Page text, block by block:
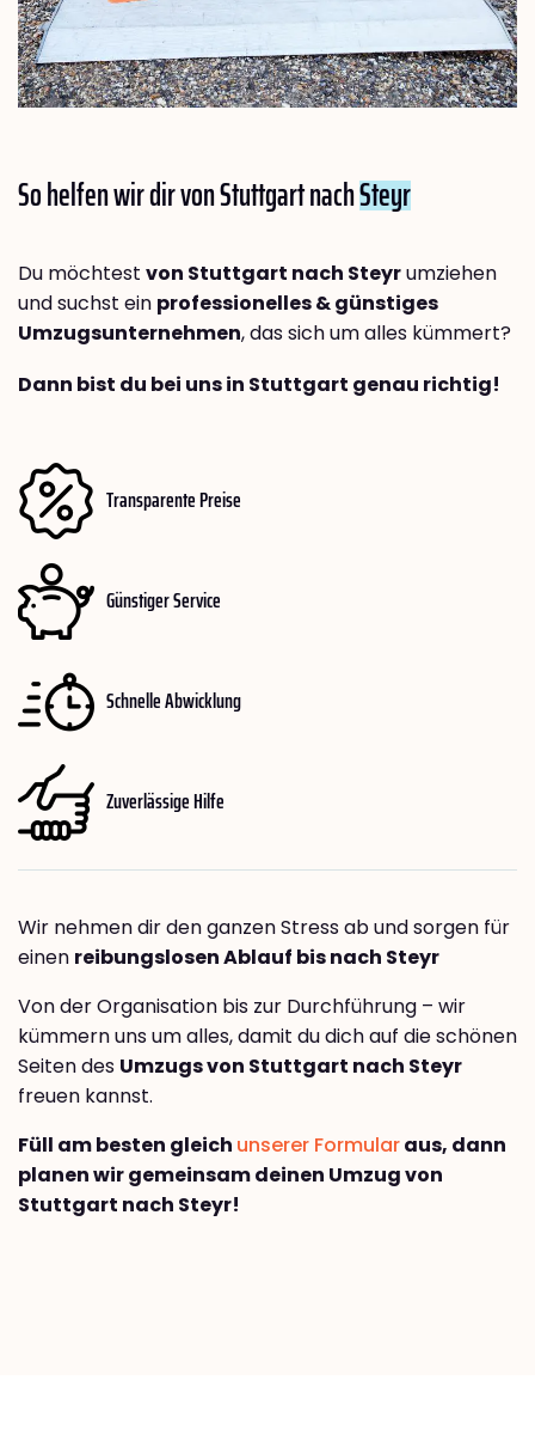
So helfen wir dir von Stuttgart nachSteyr
Du möchtest von Stuttgart nach Steyrumziehen
und suchst ein professionelles & günstiges
Umzugsunternehmen, das sich um alles kümmert?
Dann bist du bei uns in Stuttgart genau richtig!
Transparente Preise
Günstiger Service
Schnelle Abwicklung
Zuverlässige Hilfe
Wir nehmen dir den ganzen Stress ab und sorgen für
einen reibungslosen Ablauf bis nach Steyr
Von der Organisation bis zur Durchführung – wir
kümmern uns um alles, damit du dich auf die schönen
Seiten des Umzugs von Stuttgart nach Steyr
freuen kannst.
Füll am besten gleich unserer Formularaus, dann
planen wir gemeinsam deinen Umzug von
Stuttgart nach Steyr!